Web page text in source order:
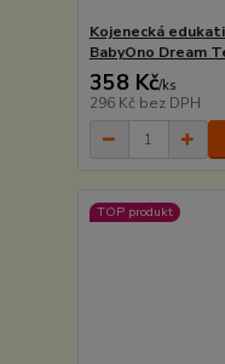
Kojenecká
BabyOno Dream
358 Kč/ks
296 Kč bez DPH
TOP produkt